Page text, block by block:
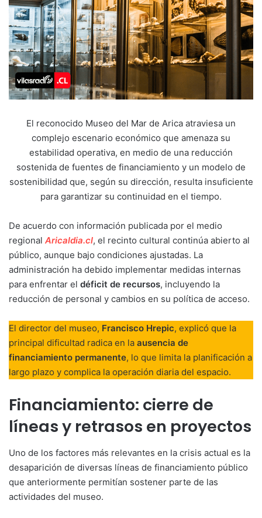
El reconocido Museo del Mar de Arica atraviesa un
complejo escenario económico que amenaza su
estabilidad operativa, en medio de una reducción
sostenida de fuentes de financiamiento y un modelo de
sostenibilidad que, según su dirección, resulta insuficiente
para garantizar su continuidad en el tiempo.
De acuerdo con información publicada por el medio
regional Aricaldia.cl, el recinto cultural continúa abierto al
público, aunque bajo condiciones ajustadas. La
administración ha debido implementar medidas internas
para enfrentar el déficit de recursos, incluyendo la
reducción de personal y cambios en su política de acceso.
El director del museo, Francisco Hrepic, explicó que la
principal dificultad radica en la ausencia de
financiamiento permanente, lo que limita la planificación a
largo plazo y complica la operación diaria del espacio.
Financiamiento: cierre de
líneas y retrasos en proyectos
Uno de los factores más relevantes en la crisis actual es la
desaparición de diversas líneas de financiamiento público
que anteriormente permitían sostener parte de las
actividades del museo.